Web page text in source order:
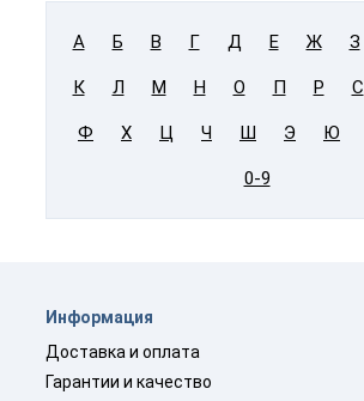
А Б В Г Д Е Ж З
К Л М Н О П Р С
Ф Х Ц Ч Ш Э Ю
0-9
Информация
Доставка и оплата
Гарантии и качество